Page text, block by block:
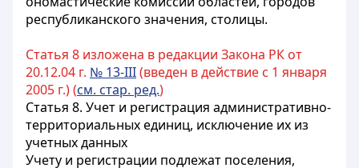
республиканского значения, столицы.
Статья 8 изложена в редакции Закона РК от
20.12.04 г. № 13-III(введен в действие c 1 января
2005 г.) (см. стар. ред.)
Статья 8. Учет и регистрация административно-
территориальных единиц, исключение их из
учетных данных
Учету и регистрации подлежат поселения,